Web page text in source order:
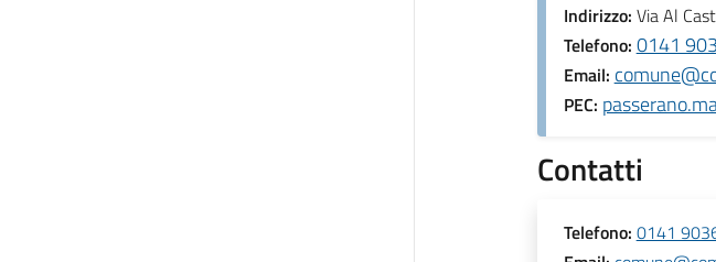
Indirizzo: Via Al
Telefono: 0141
Email:
PEC:
Contatti
Telefono: 0141